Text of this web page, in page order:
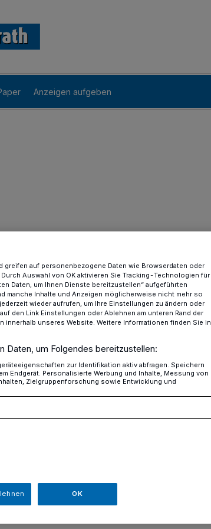
Anzeigen aufgeben
wieder jede
Freitag bietet das
in der Zeit von 13
greifen auf personenbezogene Daten wie Browserdaten oder
Auswahl von OK aktivieren Sie Tracking-Technologien für
Daten, um Ihnen Dienste bereitzustellen“ aufgeführten
manche Inhalte und Anzeigen möglicherweise nicht mehr so
wieder aufrufen, um Ihre Einstellungen zu ändern oder
den Link Einstellungen oder Ablehnen am unteren Rand der
innerhalb unseres Website. Weitere Informationen finden Sie in
Daten, um Folgendes bereitzustellen:
zur Identifikation aktiv abfragen. Speichern
Endgerät. Personalisierte Werbung und Inhalte, Messung von
Zielgruppenforschung sowie Entwicklung und
OK